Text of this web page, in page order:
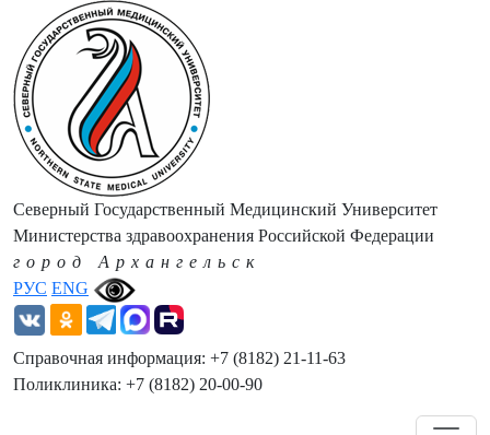
РУС ENG
Северный Государственный Медицинский Университет
Министерства здравоохранения Российской Федерации
город Архангельск
Справочная информация: +7 (8182) 21-11-63
Поликлиника: +7 (8182) 20-00-90